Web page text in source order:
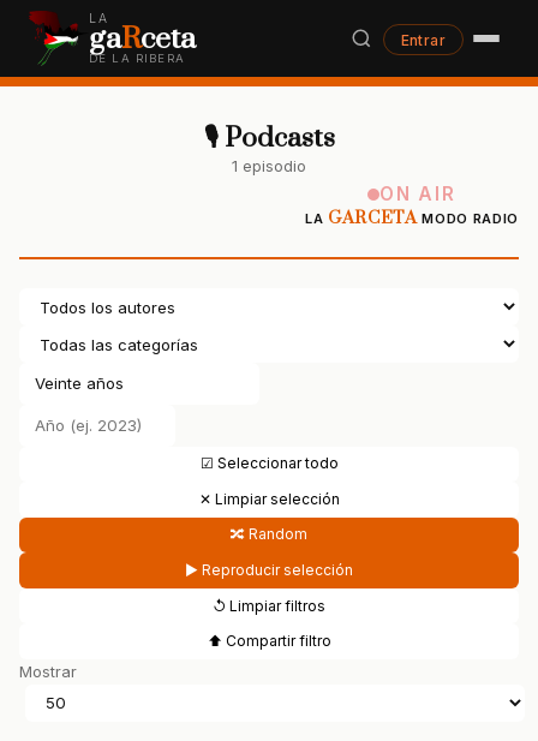
LA
gaRceta
DE LA RIBERA
Entrar
🎙 Podcasts
1 episodio
ON AIR
LA GARCETAMODO RADIO
☑ Seleccionar todo
✕ Limpiar selección
🔀 Random
▶ Reproducir selección
↺ Limpiar filtros
⬆ Compartir filtro
Mostrar